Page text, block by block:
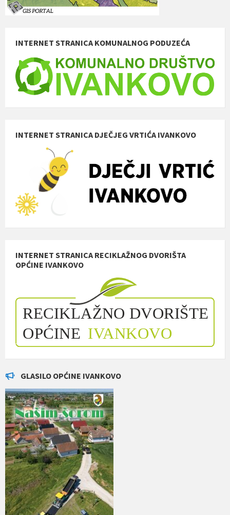
INTERNET STRANICA KOMUNALNOG PODUZEĆA
INTERNET STRANICA DJEČJEG VRTIĆA IVANKOVO
INTERNET STRANICA RECIKLAŽNOG DVORIŠTA
OPĆINE IVANKOVO
GLASILO OPĆINE IVANKOVO